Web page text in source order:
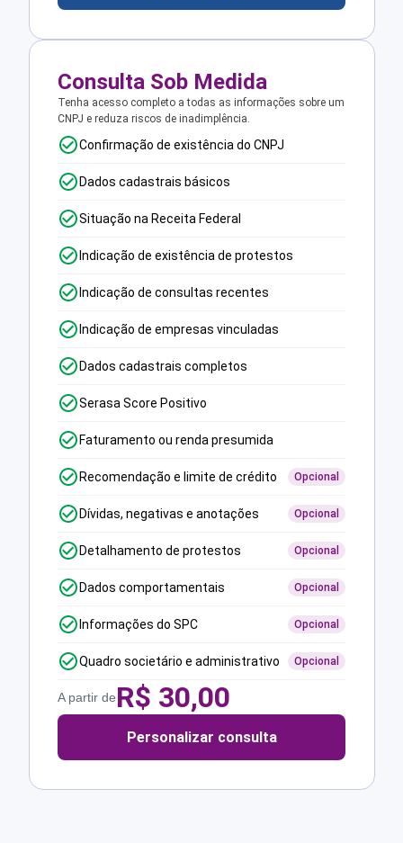
Consulta Sob Medida
Tenha acesso completo a todas as informações sobre um
CNPJ e reduza riscos de inadimplência.
Confirmação de existência do CNPJ
Dados cadastrais básicos
Situação na Receita Federal
Indicação de existência de protestos
Indicação de consultas recentes
Indicação de empresas vinculadas
Dados cadastrais completos
Serasa Score Positivo
Faturamento ou renda presumida
Recomendação e limite de crédito Opcional
Dívidas, negativas e anotações Opcional
Detalhamento de protestos Opcional
Dados comportamentais Opcional
Informações do SPC Opcional
Quadro societário e administrativo Opcional
A partir deR$ 30,00
Personalizar consulta